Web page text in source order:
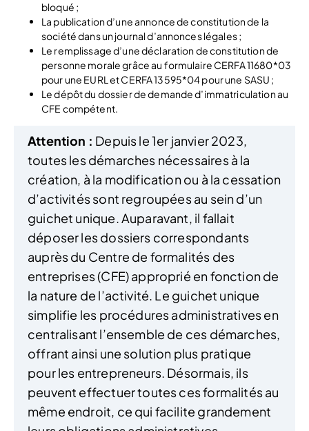
bloqué ;
La publication d’une annonce de constitution de la
société dans un journal d’annonces légales ;
Le remplissage d’une déclaration de constitution de
personne morale grâce au formulaire CERFA 11680*03
pour une EURL et CERFA 13595*04 pour une SASU ;
Le dépôt du dossier de demande d’immatriculation au
CFE compétent.
Attention : Depuis le 1er janvier 2023,
toutes les démarches nécessaires à la
création, à la modification ou à la cessation
d’activités sont regroupées au sein d’un
guichet unique. Auparavant, il fallait
déposer les dossiers correspondants
auprès du Centre de formalités des
entreprises (CFE) approprié en fonction de
la nature de l’activité. Le guichet unique
simplifie les procédures administratives en
centralisant l’ensemble de ces démarches,
offrant ainsi une solution plus pratique
pour les entrepreneurs. Désormais, ils
peuvent effectuer toutes ces formalités au
même endroit, ce qui facilite grandement